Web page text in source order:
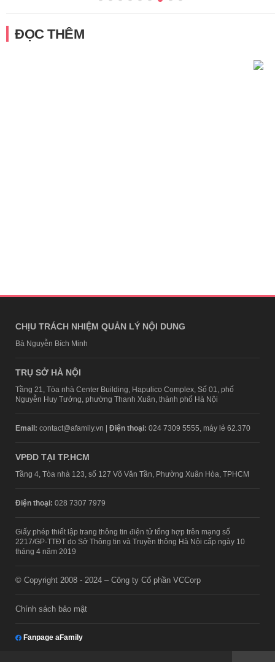
ĐỌC THÊM
CHỊU TRÁCH NHIỆM QUẢN LÝ NỘI DUNG
Bà Nguyễn Bích Minh
TRỤ SỞ HÀ NỘI
Tầng 21, Tòa nhà Center Building, Hapulico Complex, Số 01, phố
Nguyễn Huy Tưởng, phường Thanh Xuân, thành phố Hà Nội
Email: contact@afamily.vn | Điện thoại: 024 7309 5555, máy lẻ 62.370
VPĐD TẠI TP.HCM
Tầng 4, Tòa nhà 123, số 127 Võ Văn Tần, Phường Xuân Hòa, TPHCM
Điện thoại: 028 7307 7979
Giấy phép thiết lập trang thông tin điện tử tổng hợp trên mạng số
2217/GP-TTĐT do Sở Thông tin và Truyền thông Hà Nội cấp ngày 10
tháng 4 năm 2019
© Copyright 2008 - 2024 – Công ty Cổ phần VCCorp
Chính sách bảo mật
Fanpage aFamily